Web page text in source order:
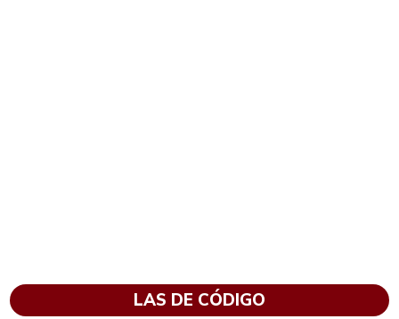
LAS DE CÓDIGO